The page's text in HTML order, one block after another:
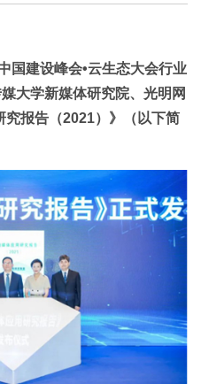
国建设峰会•云生态大会行业
大学新媒体研究院、光明网
究报告（2021）》（以下简